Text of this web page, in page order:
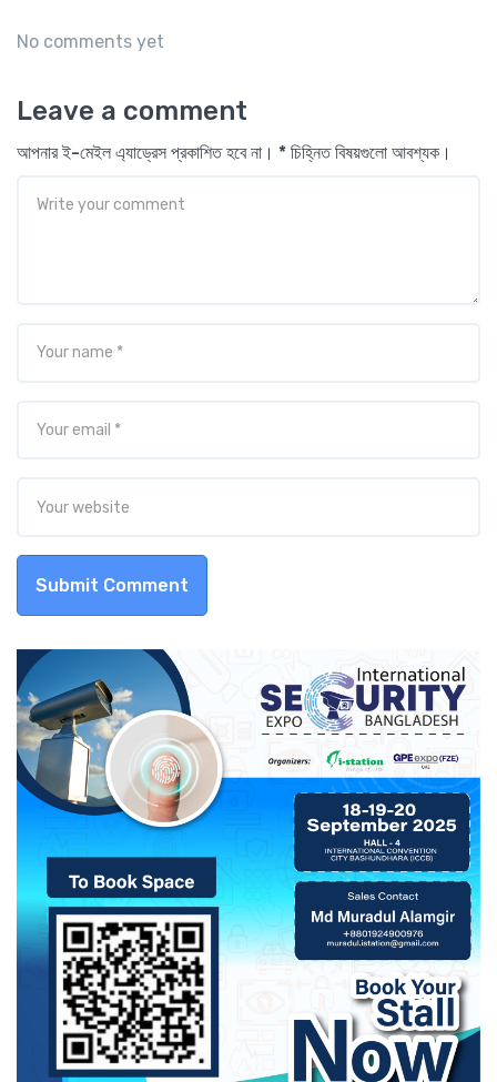
No comments yet
Leave a comment
আপনার ই-মেইল এ্যাড্রেস প্রকাশিত হবে না। * চিহ্নিত বিষয়গুলো আবশ্যক।
Submit Comment